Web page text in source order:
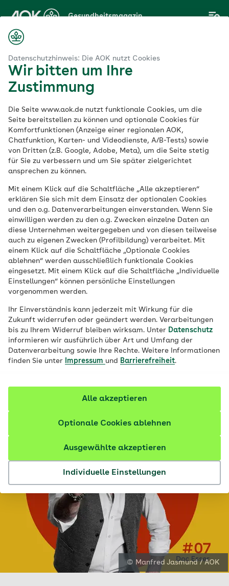
Datenschutzhinweis: Die AOK nutzt Cookies
Wir bitten um Ihre
Zustimmung
Die Seite www.aok.de nutzt funktionale Cookies, um die
Seite bereitstellen zu können und optionale Cookies für
Komfortfunktionen (Anzeige einer regionalen AOK,
Chatfunktion, Karten- und Videodienste, A/B-Tests) sowie
von Dritten (z.B. Google, Adobe, Meta), um die Seite stetig
für Sie zu verbessern und um Sie später zielgerichtet
ansprechen zu können.
Mit einem Klick auf die Schaltfläche „Alle akzeptieren“
erklären Sie sich mit dem Einsatz der optionalen Cookies
und den o.g. Datenverarbeitungen einverstanden. Wenn Sie
einwilligen werden zu den o.g. Zwecken einzelne Daten an
diese Unternehmen weitergegeben und von diesen teilweise
auch zu eigenen Zwecken (Profilbildung) verarbeitet. Mit
einem Klick auf die Schaltfläche „Optionale Cookies
ablehnen“ werden ausschließlich funktionale Cookies
eingesetzt. Mit einem Klick auf die Schaltfläche „Individuelle
Einstellungen“ können persönliche Einstellungen
vorgenommen werden.
Ihr Einverständnis kann jederzeit mit Wirkung für die
Zukunft widerrufen oder geändert werden. Verarbeitungen
bis zu Ihrem Widerruf bleiben wirksam. Unter Datenschutz
informieren wir ausführlich über Art und Umfang der
Datenverarbeitung sowie Ihre Rechte. Weitere Informationen
finden Sie unter
Impressum und Barrierefreiheit.
Individuelle Einstellungen
Ausgewählte akzeptieren
Optionale Cookies ablehnen
Alle akzeptieren
Hauptinhalt
springen
Gesundheitsmagazin
Warum wir in der
Regel keine
brauchen
Veröffentlicht am:
01.04.2026 4 Minuten Lesedauer
Dr. med. Heinz-Wilhelm Esser, bekannt als
Doc Esser, ist Facharzt für Innere Medizin,
Pneumologie und Kardiologie und gibt
Warum Nahrungsergänzungsmittel für
gesunde Menschen überflüssig sind.
Fachlich geprüft
© Manfred Jasmund / AOK